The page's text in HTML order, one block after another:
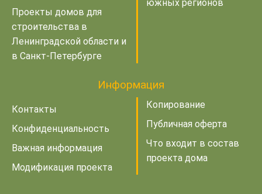
Проекты домов для
строительства в
Ленинградской области и
в Санкт-Петербурге
южных регионов
Информация
Контакты
Конфиденциальность
Важная информация
Модификация проекта
Копирование
Публичная оферта
Что входит в состав
проекта дома